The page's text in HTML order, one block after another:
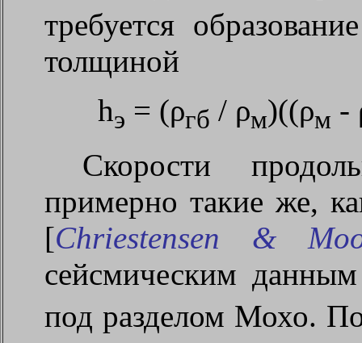
требуется
толщиной
hэ = (ρгб / ρм)((ρм -
Скорости
примерно такие же,
[Chriestensen &
сейсмическим
под разделом Мохо.